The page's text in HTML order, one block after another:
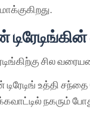
சில
உத்தி சந்தை
நகரும்